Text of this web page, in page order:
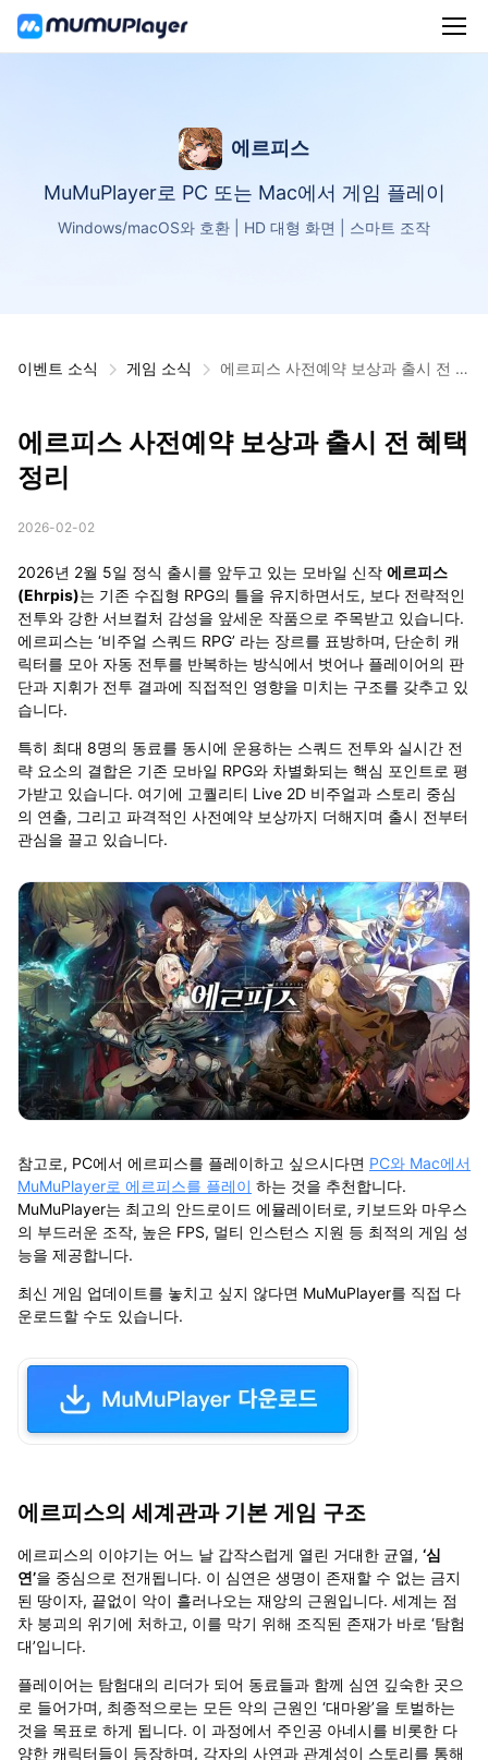
에르피스
MuMuPlayer로 PC 또는 Mac에서 게임 플레이
Windows/macOS와 호환 | HD 대형 화면 | 스마트 조작
이벤트 소식 게임 소식
에르피스 사전예약 보상과 출시 전 혜
에르피스 사전예약 보상과 출시 전 혜택
정리
2026-02-02
2026년 2월 5일 정식 출시를 앞두고 있는 모바일 신작 에르피스
(Ehrpis)는 기존 수집형 RPG의 틀을 유지하면서도, 보다 전략적인
전투와 강한 서브컬처 감성을 앞세운 작품으로 주목받고 있습니다.
에르피스는 ‘비주얼 스쿼드 RPG’ 라는 장르를 표방하며, 단순히 캐
릭터를 모아 자동 전투를 반복하는 방식에서 벗어나 플레이어의 판
단과 지휘가 전투 결과에 직접적인 영향을 미치는 구조를 갖추고 있
습니다.
특히 최대 8명의 동료를 동시에 운용하는 스쿼드 전투와 실시간 전
략 요소의 결합은 기존 모바일 RPG와 차별화되는 핵심 포인트로 평
가받고 있습니다. 여기에 고퀄리티 Live 2D 비주얼과 스토리 중심
의 연출, 그리고 파격적인 사전예약 보상까지 더해지며 출시 전부터
관심을 끌고 있습니다.
참고로, PC에서 에르피스를 플레이하고 싶으시다면 PC와 Mac에서
MuMuPlayer로 에르피스를 플레이 하는 것을 추천합니다.
MuMuPlayer는 최고의 안드로이드 에뮬레이터 로, 키보드와 마우스
의 부드러운 조작, 높은 FPS, 멀티 인스턴스 지원 등 최적의 게임 성
능을 제공합니다.
최신 게임 업데이트를 놓치고 싶지 않다면 MuMuPlayer를 직접 다
운로드할 수도 있습니다.
에르피스의 세계관과 기본 게임 구조
에르피스의 이야기는 어느 날 갑작스럽게 열린 거대한 균열, ‘심
연’을 중심으로 전개됩니다. 이 심연은 생명이 존재할 수 없는 금지
된 땅이자, 끝없이 악이 흘러나오는 재앙의 근원입니다. 세계는 점
차 붕괴의 위기에 처하고, 이를 막기 위해 조직된 존재가 바로 ‘탐험
대’입니다.
플레이어는 탐험대의 리더가 되어 동료들과 함께 심연 깊숙한 곳으
로 들어가며, 최종적으로는 모든 악의 근원인 ‘대마왕’을 토벌하는
것을 목표로 하게 됩니다. 이 과정에서 주인공 아네시를 비롯한 다
양한 캐릭터들이 등장하며, 각자의 사연과 관계성이 스토리를 통해